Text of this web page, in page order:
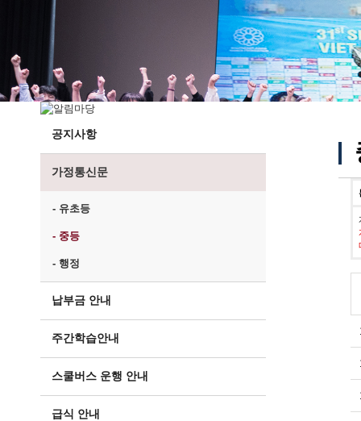
학생현황
위치/전화
전경사진
공지사항
가정통신문
- 유초등
- 중등
- 행정
납부금 안내
주간학습안내
스쿨버스 운행 안내
급식 안내